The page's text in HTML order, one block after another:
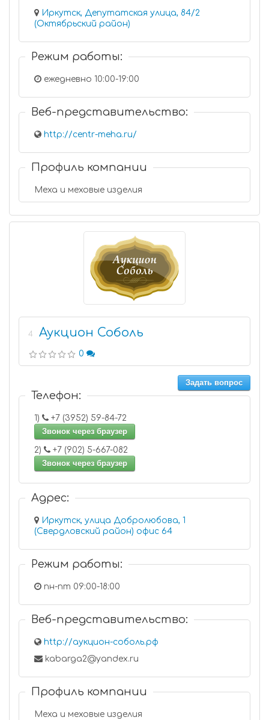
Иркутск, Депутатская улица, 84/2
(Октябрьский район)
Режим работы:
ежедневно 10:00-19:00
Веб-представительство:
http://centr-meha.ru/
Профиль компании
Меха и меховые изделия
4 Аукцион Соболь
0
Задать вопрос
Телефон:
1)
+7 (3952) 59-84-72
Звонок через браузер
2)
+7 (902) 5-667-082
Звонок через браузер
Адрес:
Иркутск, улица Добролюбова, 1
(Свердловский район) офис 64
Режим работы:
пн-пт 09:00-18:00
Веб-представительство:
http://аукцион-соболь.рф
kabarga2@yandex.ru
Профиль компании
Меха и меховые изделия